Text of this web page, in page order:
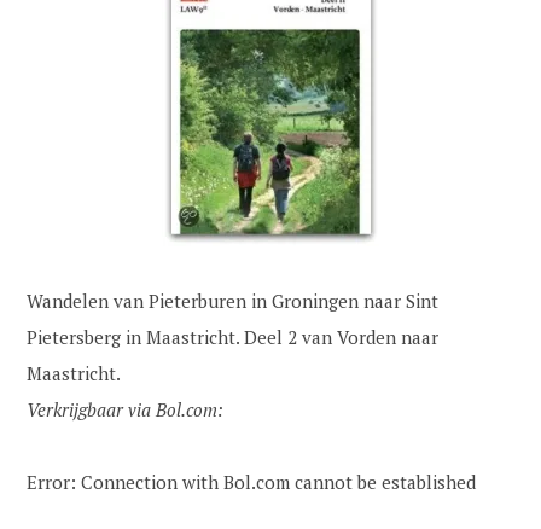
Wandelen van Pieterburen in Groningen naar Sint
Pietersberg in Maastricht. Deel 2 van Vorden naar
Maastricht.
Verkrijgbaar via Bol.com:
Error: Connection with Bol.com cannot be established